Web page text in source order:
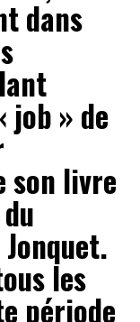
dans
job » de
son livre
les
période